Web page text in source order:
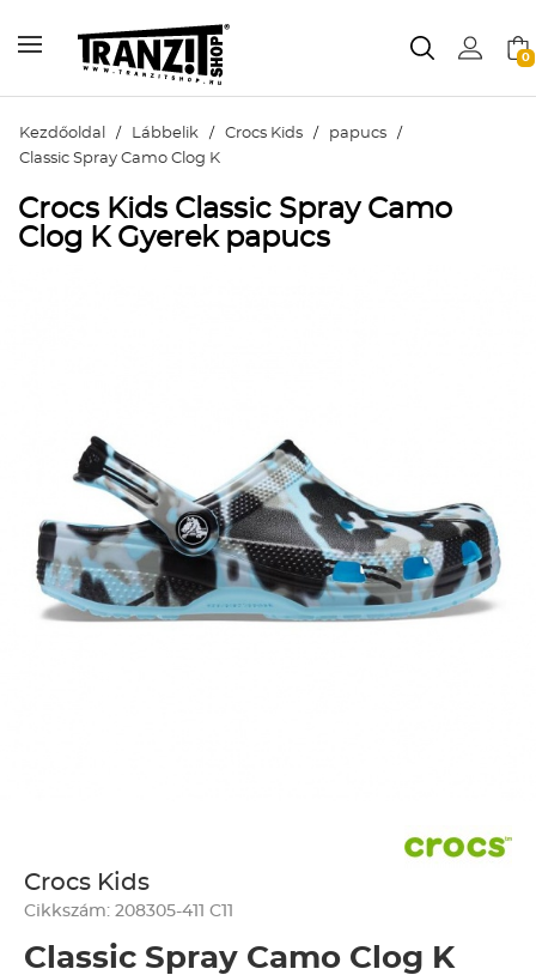
0
Kezdőoldal / Lábbelik / Crocs Kids / papucs /
Classic Spray Camo Clog K
Crocs Kids Classic Spray Camo
Clog K Gyerek papucs
Crocs Kids
Cikkszám: 208305-411 C11
Classic Spray Camo Clog K